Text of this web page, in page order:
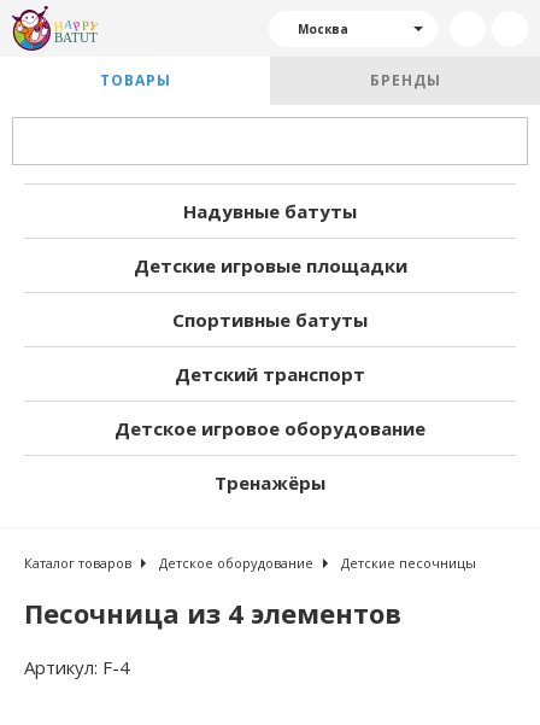
Москва
ТОВАРЫ БРЕНДЫ
Надувные батуты
Детские игровые площадки
Спортивные батуты
Детский транспорт
Детское игровое оборудование
Тренажёры
Каталог товаров Детское оборудование Детские песочницы
Песочница из 4 элементов
Артикул: F-4